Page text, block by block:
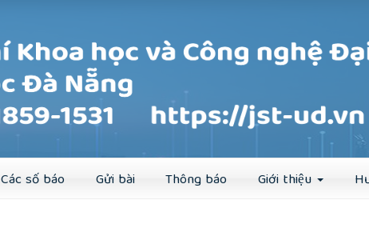
Các số báo Gửi bài Thông báo Giới thiệu
Đăng ký Đăng nhập